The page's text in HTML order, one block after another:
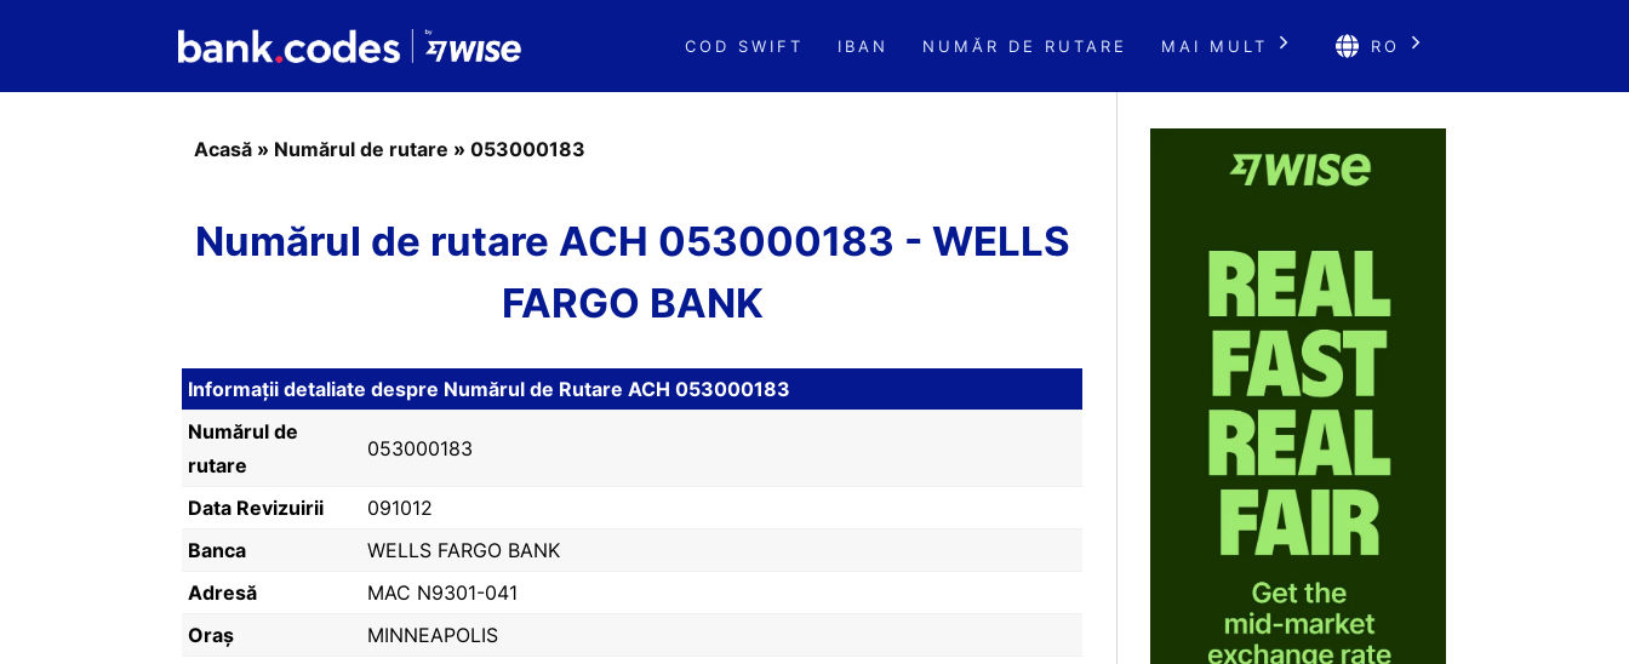
COD SWIFT IBAN NUMĂR DE RUTARE MAI MULT RO
Acasă » Numărul de rutare » 053000183
Numărul de rutare ACH 053000183 - WELLS
FARGO BANK
Informații detaliate despre Numărul de Rutare ACH 053000183
Numărul de
rutare
053000183
Data Revizuirii
091012
Banca
WELLS FARGO BANK
Adresă
MAC N9301-041
Oraș
MINNEAPOLIS